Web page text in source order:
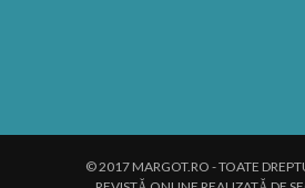
© 2017 MARGOT.RO - TOATE